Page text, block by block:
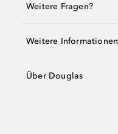
Weitere Fragen?
Weitere Informationen
Über Douglas